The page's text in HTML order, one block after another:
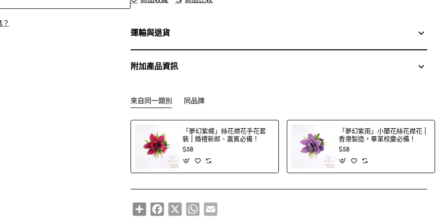
運輸與退貨
附加產品資訊
來自同一類別 同品牌
「夢幻紫蝶」絲花襟花手花套
裝 | 婚禮新郎、嘉賓必備！
$58
「夢幻紫雨」小蘭花絲花襟花 |
香港製造，畢業校慶必備！
$58
ShareFacebook
X WhatsApp
Email